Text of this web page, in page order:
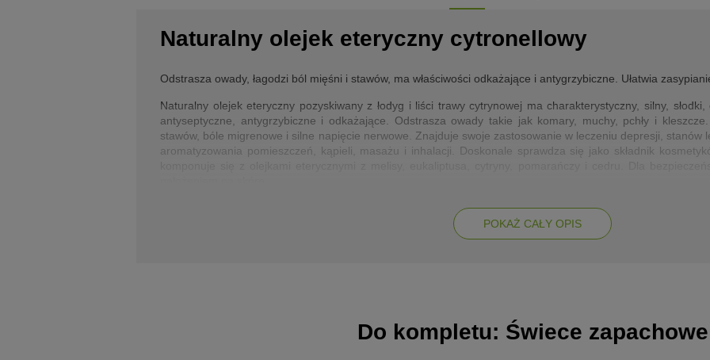
Naturalny olejek eteryczny cytronellowy
Odstrasza owady, łagodzi ból mięśni i stawów, ma właściwości odkażające i antygrzybiczne. Ułatwia
Naturalny olejek eteryczny pozyskiwany z łodyg i liści trawy cytrynowej ma charakterystyczny, silny,
antyseptyczne, antygrzybiczne i odkażające. Odstrasza owady takie jak komary, muchy, pchły i
stawów, bóle migrenowe i silne napięcie nerwowe. Znajduje swoje zastosowanie w leczeniu depresji, stanów
aromatyzowania pomieszczeń, kąpieli, masażu i inhalacji. Doskonale sprawdza się jako składnik
POKAŻ CAŁY OPIS
Do kompletu: Świece zapachowe